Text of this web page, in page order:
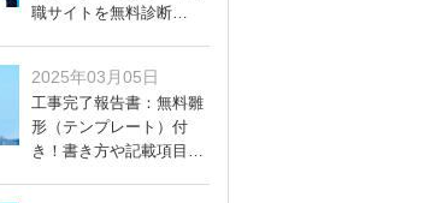
職サイトを無料診断…
2025年03月05日
工事完了報告書：無料雛
形（テンプレート）付
き！書き方や記載項目…